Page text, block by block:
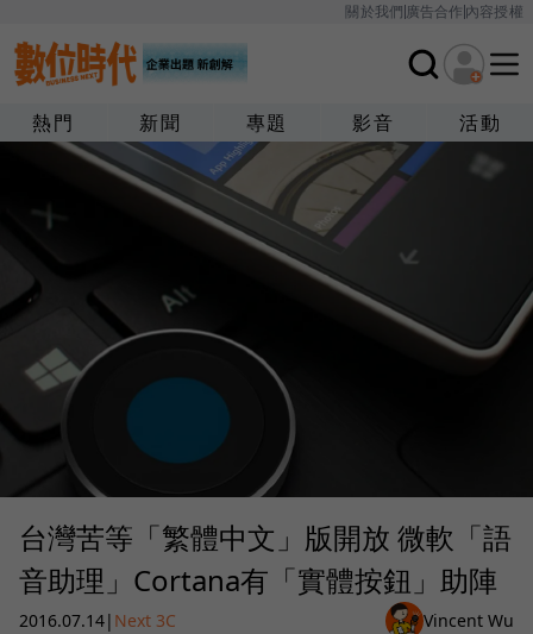
關於我們廣告合作內容授權
熱門 新聞 專題 影音 活動
台灣苦等「繁體中文」版開放 微軟「語
音助理」Cortana有「實體按鈕」助陣
2016.07.14| Next 3C Vincent Wu